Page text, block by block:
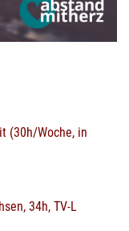
(30h/Woche, in
34h, TV-L